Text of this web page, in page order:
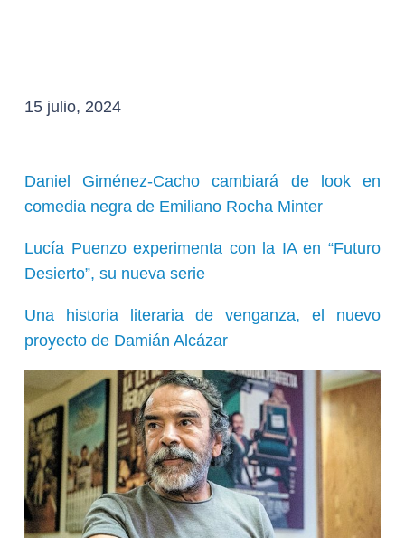
15 julio, 2024
Daniel Giménez-Cacho cambiará de look en
comedia negra de Emiliano Rocha Minter
Lucía Puenzo experimenta con la IA en “Futuro
Desierto”, su nueva serie
Una historia literaria de venganza, el nuevo
proyecto de Damián Alcázar